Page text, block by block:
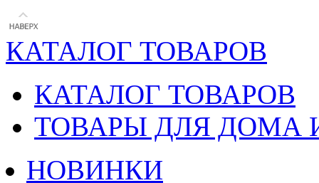
КАТАЛОГ ТОВАРОВ
КАТАЛОГ ТОВАРОВ
ТОВАРЫ ДЛЯ ДОМА
НОВИНКИ